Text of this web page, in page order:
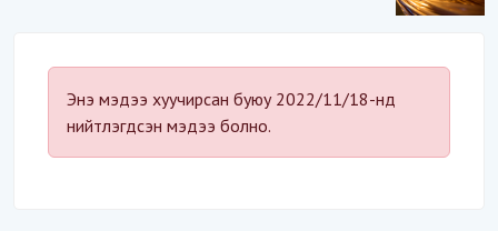
Энэ мэдээ хуучирсан буюу 2022/11/18-нд
нийтлэгдсэн мэдээ болно.